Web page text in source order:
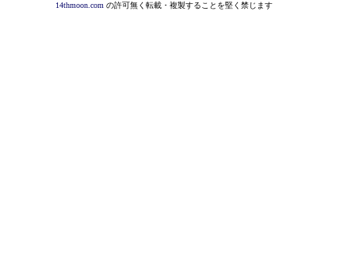
14thmoon.com の許可無く転載・複製することを堅く禁じます